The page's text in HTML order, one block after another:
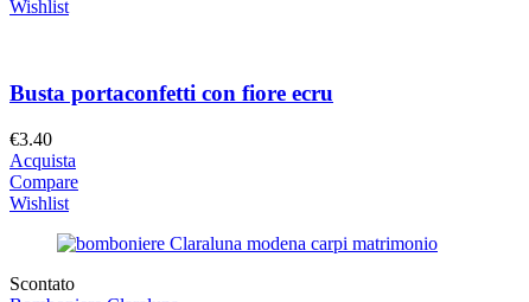
era:
Wishlist
Busta portaconfetti con fiore ecru
€3.40
Acquista
Compare
Wishlist
Scontato